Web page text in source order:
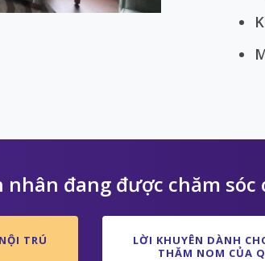
đang được chăm sóc
TRÚ
LỜI KHUYÊN DÀNH
THĂM NOM CỦA